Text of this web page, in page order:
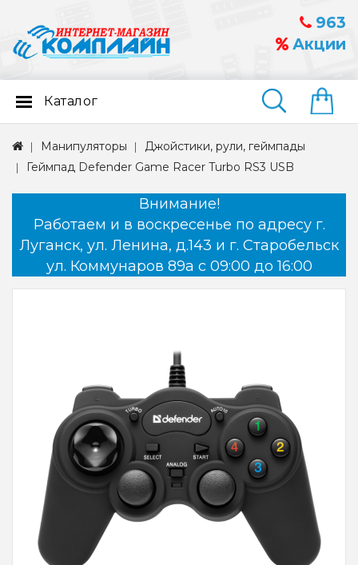
963
Акции
Найти
Каталог
Манипуляторы
Джойстики, рули, геймпады
Геймпад Defender Game Racer Turbo RS3 USB
Внимание!
Работаем и в воскресенье по адресу г.
Луганск, ул. Ленина, д.143 и г. Старобельск
ул. Коммунаров 89а с 09:00 до 16:00